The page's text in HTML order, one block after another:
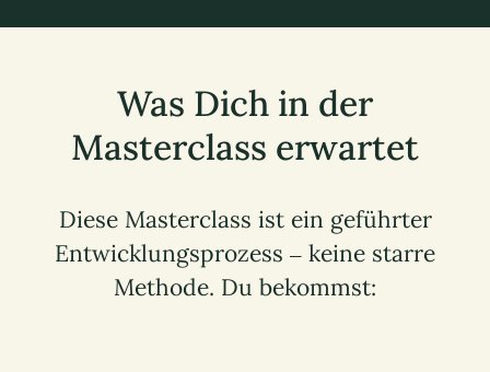
Was Dich in der
Masterclass erwartet
Diese Masterclass ist ein geführter
Entwicklungsprozess – keine starre
Methode. Du bekommst: